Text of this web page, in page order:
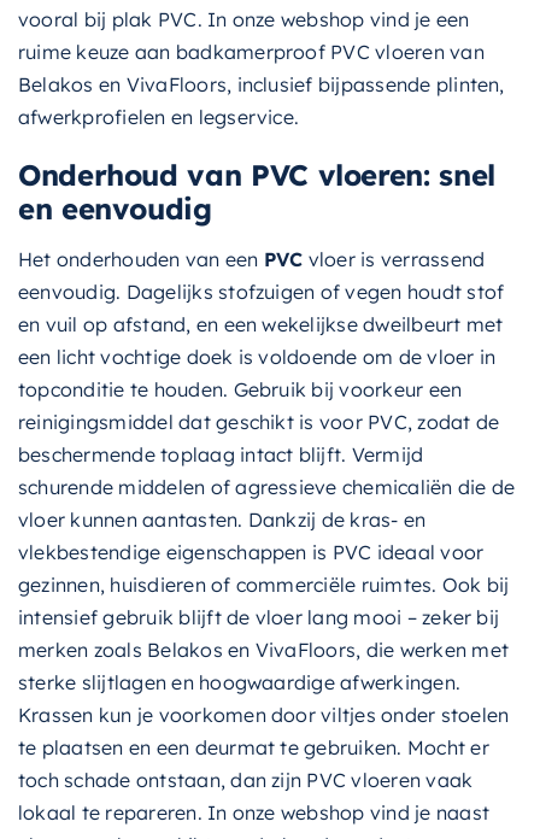
vooral bij plak PVC. In onze webshop vind je een
ruime keuze aan badkamerproof PVC vloeren van
Belakos en VivaFloors, inclusief bijpassende plinten,
afwerkprofielen en legservice.
Onderhoud van PVC vloeren: snel
en eenvoudig
Het onderhouden van een PVC vloer is verrassend
eenvoudig. Dagelijks stofzuigen of vegen houdt stof
en vuil op afstand, en een wekelijkse dweilbeurt met
een licht vochtige doek is voldoende om de vloer in
topconditie te houden. Gebruik bij voorkeur een
reinigingsmiddel dat geschikt is voor PVC, zodat de
beschermende toplaag intact blijft. Vermijd
schurende middelen of agressieve chemicaliën die de
vloer kunnen aantasten. Dankzij de kras- en
vlekbestendige eigenschappen is PVC ideaal voor
gezinnen, huisdieren of commerciële ruimtes. Ook bij
intensief gebruik blijft de vloer lang mooi – zeker bij
merken zoals Belakos en VivaFloors, die werken met
sterke slijtlagen en hoogwaardige afwerkingen.
Krassen kun je voorkomen door viltjes onder stoelen
te plaatsen en een deurmat te gebruiken. Mocht er
toch schade ontstaan, dan zijn PVC vloeren vaak
lokaal te repareren. In onze webshop vind je naast